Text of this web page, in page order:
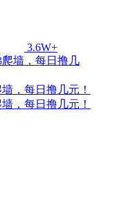
3.6W+
，每日撸几元！
，每日撸几元！